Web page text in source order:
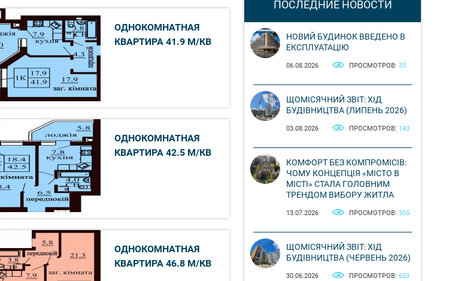
ОДНОКОМНАТНАЯ
КВАРТИРА 41.9 М/КВ
ОДНОКОМНАТНАЯ
КВАРТИРА 42.5 М/КВ
ОДНОКОМНАТНАЯ
КВАРТИРА 46.8 М/КВ
ПОСЛЕДНИЕ НОВОСТИ
НОВИЙ БУДИНОК ВВЕДЕНО В
ЕКСПЛУАТАЦІЮ
06.08.2026 ПРОСМОТРОВ: 35
ЩОМІСЯЧНИЙ ЗВІТ: ХІД
БУДІВНИЦТВА (ЛИПЕНЬ 2026)
03.08.2026 ПРОСМОТРОВ: 143
КОМФОРТ БЕЗ КОМПРОМІСІВ:
ЧОМУ КОНЦЕПЦІЯ «МІСТО В
МІСТІ» СТАЛА ГОЛОВНИМ
ТРЕНДОМ ВИБОРУ ЖИТЛА
13.07.2026 ПРОСМОТРОВ: 305
ЩОМІСЯЧНИЙ ЗВІТ: ХІД
БУДІВНИЦТВА (ЧЕРВЕНЬ 2026)
30.06.2026 ПРОСМОТРОВ: 623